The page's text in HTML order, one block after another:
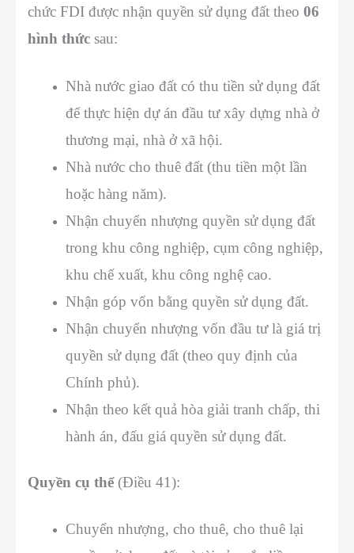
chức FDI được nhận quyền sử dụng đất theo 06
hình thức sau:
Nhà nước giao đất có thu tiền sử dụng đất
để thực hiện dự án đầu tư xây dựng nhà ở
thương mại, nhà ở xã hội.
Nhà nước cho thuê đất (thu tiền một lần
hoặc hàng năm).
Nhận chuyển nhượng quyền sử dụng đất
trong khu công nghiệp, cụm công nghiệp,
khu chế xuất, khu công nghệ cao.
Nhận góp vốn bằng quyền sử dụng đất.
Nhận chuyển nhượng vốn đầu tư là giá trị
quyền sử dụng đất (theo quy định của
Chính phủ).
Nhận theo kết quả hòa giải tranh chấp, thi
hành án, đấu giá quyền sử dụng đất.
Quyền cụ thể(Điều 41):
Chuyển nhượng, cho thuê, cho thuê lại